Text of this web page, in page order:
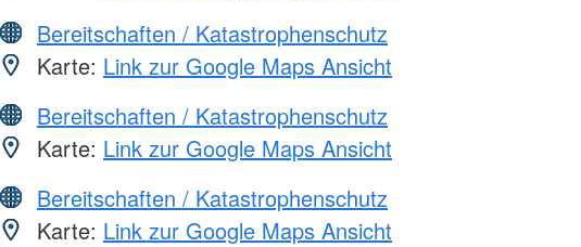
Bereitschaften / Katastrophenschutz
Karte: Link zur Google Maps Ansicht
Bereitschaften / Katastrophenschutz
Karte: Link zur Google Maps Ansicht
Bereitschaften / Katastrophenschutz
Karte: Link zur Google Maps Ansicht